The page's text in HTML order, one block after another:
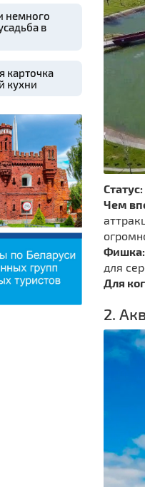
немного
в
карточка
кухни
Статус:
Чем
Фишка:
для
Для
2.